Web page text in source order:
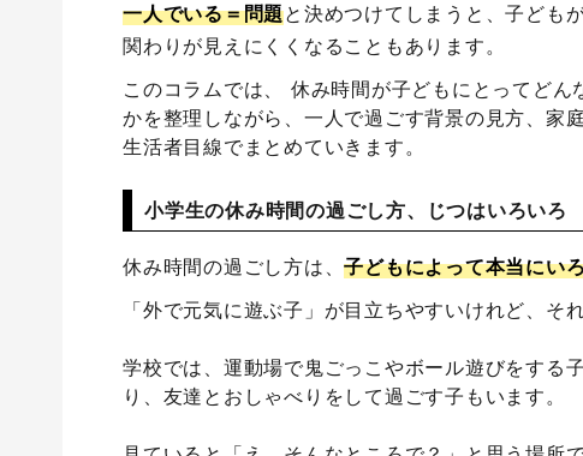
一人でいる＝問題と決めつけてしまうと、子ども
関わりが見えにくくなることもあります。
このコラムでは、 休み時間が子どもにとってど
かを整理しながら、一人で過ごす背景の見方、家
生活者目線でまとめていきます。
小学生の休み時間の過ごし方、じつはいろいろ
休み時間の過ごし方は、子どもによって本当にい
「外で元気に遊ぶ子」が目立ちやすいけれど、そ
学校では、運動場で鬼ごっこやボール遊びをする
り、友達とおしゃべりをして過ごす子もいます。